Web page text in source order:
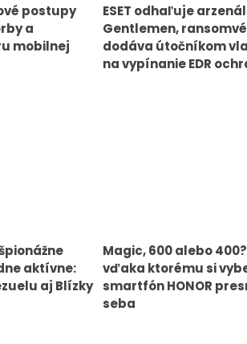
postupy
a
mobilnej
ESET odhaľuje
Gentlemen,
dodáva útočníkom
na vypínanie EDR
aktívne:
aj Blízky
Magic, 600 alebo
vďaka ktorému si
smartfón HONOR
seba